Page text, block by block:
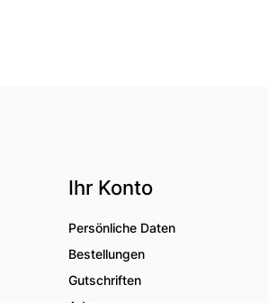
Ihr Konto
Persönliche Daten
Bestellungen
Gutschriften